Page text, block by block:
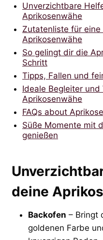
Unverzichtbare
Aprikosenwähe
Zutatenliste für
Aprikosenwähe
So gelingt dir die
Schritt
Tipps, Fallen und
Ideale Begleiter
Aprikosenwähe
FAQs about
Süße Momente mit
genießen
deine
Backofen – Bringt
goldenen Farbe